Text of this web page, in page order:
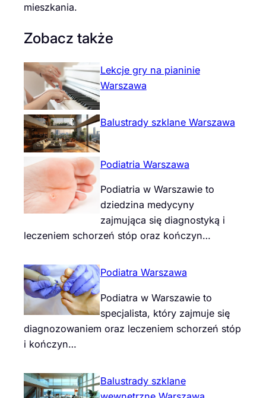
mieszkania.
Zobacz także
Lekcje gry na pianinie
Warszawa
Balustrady szklane Warszawa
Podiatria Warszawa
Podiatria w Warszawie to
dziedzina medycyny
zajmująca się diagnostyką i
leczeniem schorzeń stóp oraz kończyn…
Podiatra Warszawa
Podiatra w Warszawie to
specjalista, który zajmuje się
diagnozowaniem oraz leczeniem schorzeń stóp
i kończyn…
Balustrady szklane